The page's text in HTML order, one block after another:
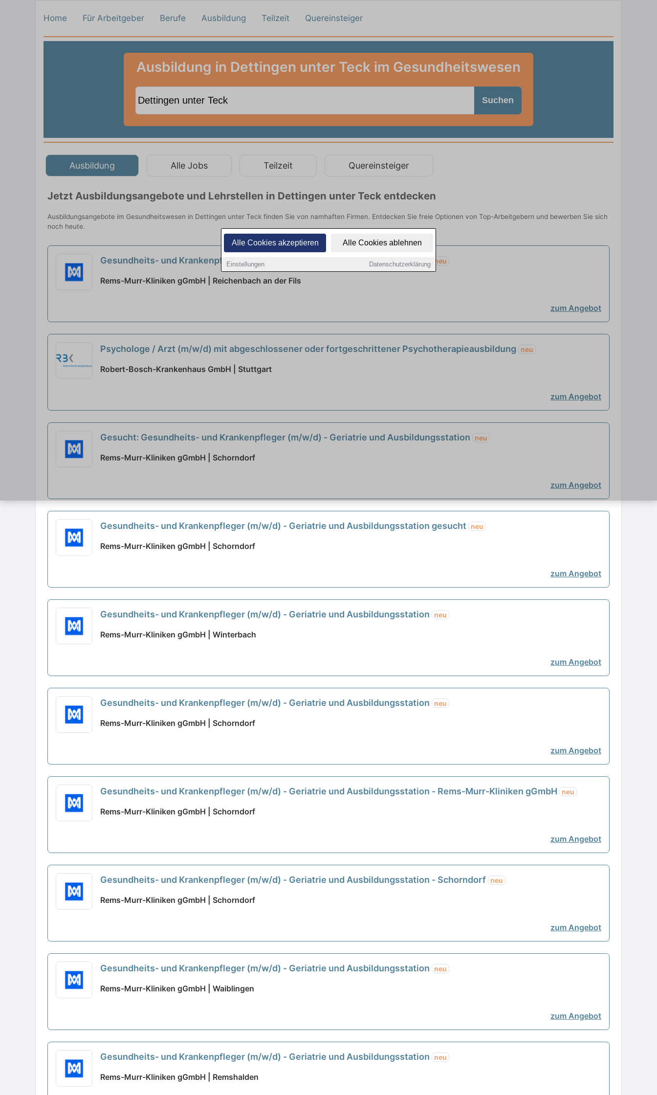
Alle Cookies akzeptieren Alle Cookies ablehnen
Einstellungen Datenschutzerklärung
Home Für Arbeitgeber Berufe Ausbildung Teilzeit Quereinsteiger
Ausbildung in Dettingen unter Teck im Gesundheitswesen
Suchen
Ausbildung Alle Jobs Teilzeit Quereinsteiger
Jetzt Ausbildungsangebote und Lehrstellen in Dettingen unter Teck entdecken
Ausbildungsangebote im Gesundheitswesen in Dettingen unter Teck finden Sie von namhaften Firmen. Entdecken Sie freie Optionen von Top-Arbeitgebern und bewerben Sie sich
noch heute.
Gesundheits- und Krankenpfleger (m/w/d) - Geriatrie und Ausbildungsstation neu
Rems-Murr-Kliniken gGmbH | Reichenbach an der Fils
zum Angebot
Psychologe / Arzt (m/w/d) mit abgeschlossener oder fortgeschrittener Psychotherapieausbildung neu
Robert-Bosch-Krankenhaus GmbH | Stuttgart
zum Angebot
Gesucht: Gesundheits- und Krankenpfleger (m/w/d) - Geriatrie und Ausbildungsstation neu
Rems-Murr-Kliniken gGmbH | Schorndorf
zum Angebot
Gesundheits- und Krankenpfleger (m/w/d) - Geriatrie und Ausbildungsstation gesucht neu
Rems-Murr-Kliniken gGmbH | Schorndorf
zum Angebot
Gesundheits- und Krankenpfleger (m/w/d) - Geriatrie und Ausbildungsstation neu
Rems-Murr-Kliniken gGmbH | Winterbach
zum Angebot
Gesundheits- und Krankenpfleger (m/w/d) - Geriatrie und Ausbildungsstation neu
Rems-Murr-Kliniken gGmbH | Schorndorf
zum Angebot
Gesundheits- und Krankenpfleger (m/w/d) - Geriatrie und Ausbildungsstation - Rems-Murr-Kliniken gGmbH neu
Rems-Murr-Kliniken gGmbH | Schorndorf
zum Angebot
Gesundheits- und Krankenpfleger (m/w/d) - Geriatrie und Ausbildungsstation - Schorndorf neu
Rems-Murr-Kliniken gGmbH | Schorndorf
zum Angebot
Gesundheits- und Krankenpfleger (m/w/d) - Geriatrie und Ausbildungsstation neu
Rems-Murr-Kliniken gGmbH | Waiblingen
zum Angebot
Gesundheits- und Krankenpfleger (m/w/d) - Geriatrie und Ausbildungsstation neu
Rems-Murr-Kliniken gGmbH | Remshalden